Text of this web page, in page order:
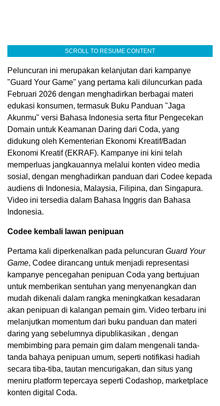
SCROLL TO RESUME CONTENT
Peluncuran ini merupakan kelanjutan dari kampanye
"Guard Your Game" yang pertama kali diluncurkan pada
Februari 2026 dengan menghadirkan berbagai materi
edukasi konsumen, termasuk Buku Panduan "Jaga
Akunmu" versi Bahasa Indonesia serta fitur Pengecekan
Domain untuk Keamanan Daring dari Coda, yang
didukung oleh Kementerian Ekonomi Kreatif/Badan
Ekonomi Kreatif (EKRAF). Kampanye ini kini telah
memperluas jangkauannya melalui konten video media
sosial, dengan menghadirkan panduan dari Codee kepada
audiens di Indonesia, Malaysia, Filipina, dan Singapura.
Video ini tersedia dalam Bahasa Inggris dan Bahasa
Indonesia.
Codee kembali lawan penipuan
Pertama kali diperkenalkan pada peluncuran Guard Your
Game, Codee dirancang untuk menjadi representasi
kampanye pencegahan penipuan Coda yang bertujuan
untuk memberikan sentuhan yang menyenangkan dan
mudah dikenali dalam rangka meningkatkan kesadaran
akan penipuan di kalangan pemain gim. Video terbaru ini
melanjutkan momentum dari buku panduan dan materi
daring yang sebelumnya dipublikasikan , dengan
membimbing para pemain gim dalam mengenali tanda-
tanda bahaya penipuan umum, seperti notifikasi hadiah
secara tiba-tiba, tautan mencurigakan, dan situs yang
meniru platform tepercaya seperti Codashop, marketplace
konten digital Coda.